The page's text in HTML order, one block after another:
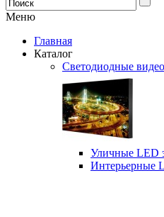
Меню
Главная
Каталог
Светодиодные
Уличные LED
Интерьерные